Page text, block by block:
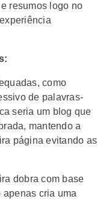
resumos logo no
como
de palavras-
seria um blog que
mantendo a
página evitando as
dobra com base
cria uma